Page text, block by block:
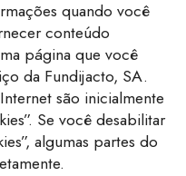
quando você
conteúdo
página que você
da Fundijacto, SA.
são inicialmente
Se você desabilitar
algumas partes do